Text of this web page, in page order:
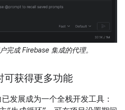
完成 Firebase 集成的代理。
可获得更多功能
发展成为一个全栈开发工具：